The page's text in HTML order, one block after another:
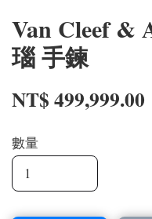
Van Cleef &
瑙 手鍊
NT$ 499,999.00
數量